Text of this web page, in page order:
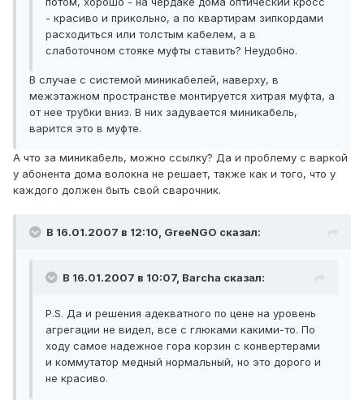
- красиво и прикольно, а по квартирам зипкордами
расходиться или толстым кабелем, а в
слаботочном стояке муфты ставить? Неудобно.
В случае с системой миникабелей, наверху, в
межэтажном пространстве монтируется хитрая муфта, а
от нее трубки вниз. В них задувается миникабель,
варится это в муфте.
А что за миникабель, можно ссылку? Да и проблему с варкой
у абонента дома волокна не решает, также как и того, что у
каждого должен быть свой сварочник.
В 16.01.2007 в 12:10, GreeNGO сказал:
В 16.01.2007 в 10:07, Barcha сказал:
P.S. Да и решения адекватного по цене на уровень
агрегации не видел, все с глюками какими-то. По
ходу самое надежное гора корзин с конвертерами
и коммутатор медный нормальный, но это дорого и
не красиво.